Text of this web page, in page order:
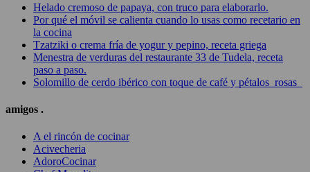
Helado cremoso de papaya, con truco para elaborarlo.
Por qué el móvil se calienta cuando lo usas como recetario en
la cocina
Tzatziki o crema fría de yogur y pepino, receta griega
Menestra de verduras del restaurante 33 de Tudela, receta
paso a paso.
Solomillo de cerdo ibérico con toque de café y pétalos rosas
amigos .
A el rincón de cocinar
Acivecheria
AdoroCocinar